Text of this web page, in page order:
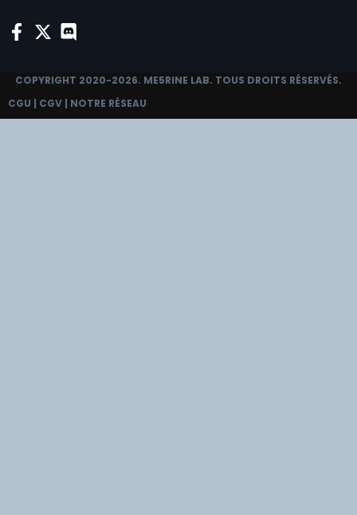
COPYRIGHT 2020-2026. ME5RINE LAB. TOUS DROITS RÉSERVÉS.
CGU | CGV | NOTRE RÉSEAU